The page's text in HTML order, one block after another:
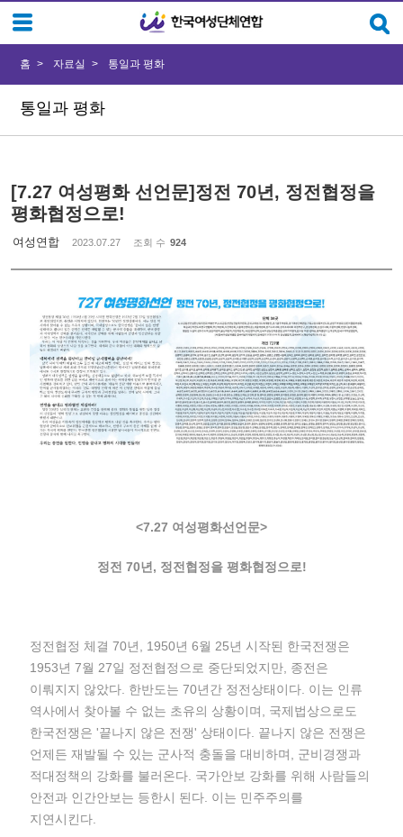
통일과 평화
홈 자료실 통일과 평화
[7.27 여성평화 선언문]정전 70년, 정전협정을
평화협정으로!
여성연합 2023.07.27 조회 수 924
<7.27 여성평화선언문>
정전 70년, 정전협정을 평화협정으로!
정전협정 체결 70년, 1950년 6월 25년 시작된 한국전쟁은
1953년 7월 27일 정전협정으로 중단되었지만, 종전은
이뤄지지 않았다. 한반도는 70년간 정전상태이다. 이는 인류
역사에서 찾아볼 수 없는 초유의 상황이며, 국제법상으로도
한국전쟁은 '끝나지 않은 전쟁' 상태이다. 끝나지 않은 전쟁은
언제든 재발될 수 있는 군사적 충돌을 대비하며, 군비경쟁과
적대정책의 강화를 불러온다. 국가안보 강화를 위해 사람들의
안전과 인간안보는 등한시 된다. 이는 민주주의를
지연시킨다.